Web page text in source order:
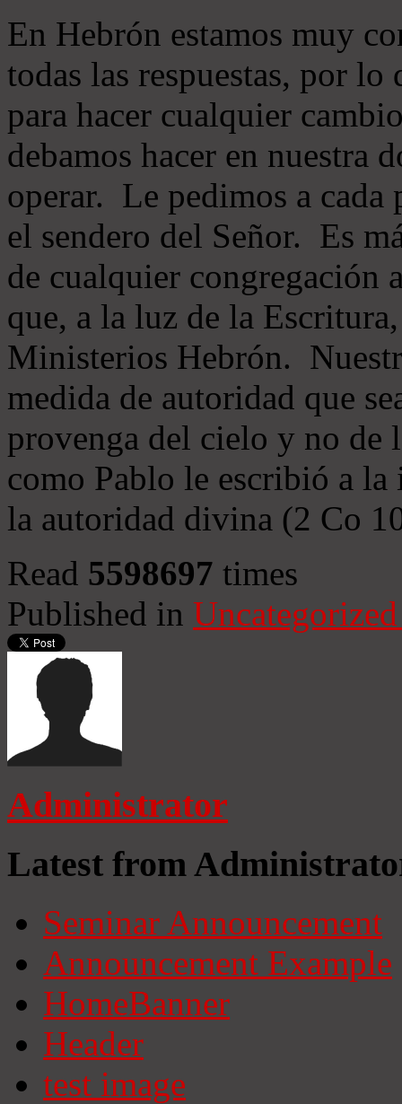
En Hebrón estamos muy
todas las respuestas, por
para hacer cualquier
debamos hacer en nuestra
operar. Le pedimos a cada
el sendero del Señor. Es
de cualquier congregación
que, a la luz de la
Ministerios Hebrón.
medida de autoridad que
provenga del cielo y no de
como Pablo le escribió a
la autoridad divina (2 Co
Read 5598697 times
Published in
Administrator
Latest from
Seminar Announcement
Announcement Example
HomeBanner
Header
test image